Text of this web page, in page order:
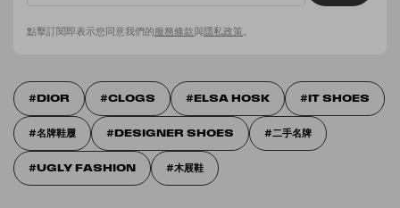
點擊訂閱即表示您同意我們的服務條款與隱私政策。
DIOR CLOGS ELSA HOSK IT SHOES
名牌鞋履 DESIGNER SHOES 二手名牌
UGLY FASHION 木屐鞋